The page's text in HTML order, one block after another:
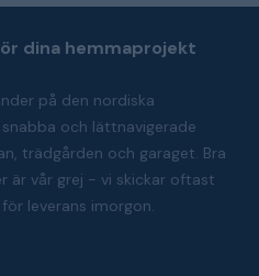
dina hemmaprojekt
på den nordiska
och lättnavigerade
trädgården och garaget. Bra
är vår grej - vi skickar oftast
leverans imorgon.